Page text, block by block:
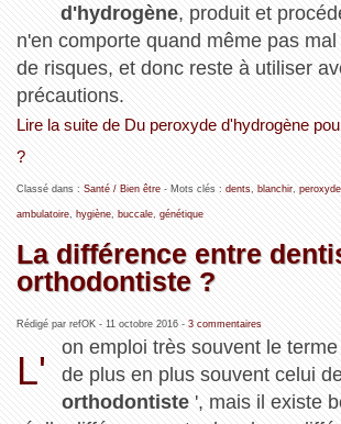
d'hydrogène, produit et
n'en comporte quand même pas
de risques, et donc reste à utiliser
précautions.
Lire la suite de Du peroxyde d'hydrogène
?
Classé dans : Santé / Bien être- Mots clés : dents, blanchir, peroxyde,
ambulatoire, hygiène, buccale, génétique
La différence entre
orthodontiste ?
Rédigé par refOK - 11 octobre 2016- 3 commentaires
L'
on emploi très souvent le
de plus en plus souvent celui
orthodontiste ', mais il existe